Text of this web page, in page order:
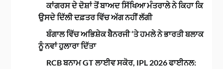
ਕਾਂਗਰਸ ਦੇ ਦੋਸ਼ਾਂ ਤੋਂ ਬਾਅਦ ਸਿੱਖਿਆ ਮੰਤਰਾਲੇ ਨੇ ਕਿਹਾ ਕਿ
ਉਸਦੇ ਦਿੱਲੀ ਦਫ਼ਤਰ ਵਿੱਚ ਅੱਗ ਨਹੀਂ ਲੱਗੀ
ਬੰਗਾਲ ਵਿੱਚ ਅਭਿਸ਼ੇਕ ਬੈਨਰਜੀ ‘ਤੇ ਹਮਲੇ ਨੇ ਭਾਰਤੀ ਬਲਾਕ
ਨੂੰ ਨਵਾਂ ਹੁਲਾਰਾ ਦਿੱਤਾ
RCB ਬਨਾਮ GT ਲਾਈਵ ਸਕੋਰ, IPL 2026 ਫਾਈਨਲ: